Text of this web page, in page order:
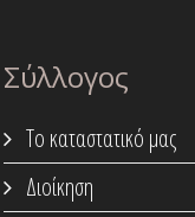
Σύλλογος
Το καταστατικό μας
Διοίκηση